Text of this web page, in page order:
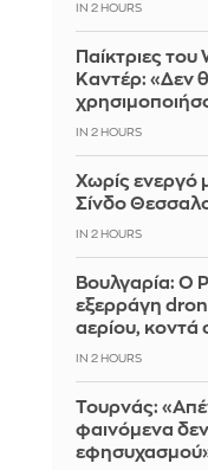
IN 2 HOURS
Παίκτριες
Καντέρ: «Δεν
IN 2 HOURS
Χωρίς ενεργό
Σίνδο
IN 2 HOURS
Βουλγαρία: Ο
εξερράγη
αερίου, κοντά
IN 2 HOURS
Τουρνάς:
φαινόμενα